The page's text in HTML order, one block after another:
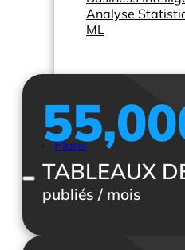
Analyse
ML
Plans
TABLEAUX
publiés / mois